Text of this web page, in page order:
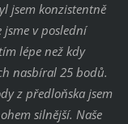
jsem konzistentně
v poslední
lépe než kdy
nasbíral 25 bodů.
z předloňska jsem
silnější. Naše